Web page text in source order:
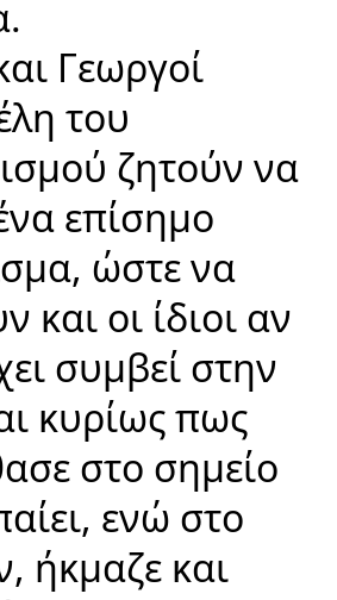
Γεωργοί
του
ζητούν να
επίσημο
ώστε να
και οι ίδιοι αν
συμβεί στην
κυρίως πως
στο σημείο
ενώ στο
ήκμαζε και